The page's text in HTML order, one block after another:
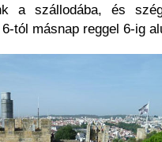
a szállodába, és
tól másnap reggel 6-ig